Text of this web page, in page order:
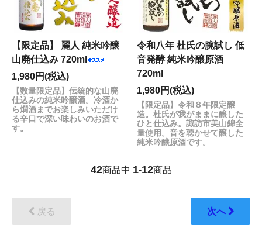
【限定品】 麗人 純米吟醸
山廃仕込み 720ml
1,980円(税込)
【数量限定品】伝統的な山廃
仕込みの純米吟醸酒。冷酒か
ら燗酒までお楽しみいただけ
る辛口で深い味わいのお酒で
す。
令和八年 杜氏の腕試し 低
音発酵 純米吟醸原酒
720ml
1,980円(税込)
【限定品】令和８年限定醸
造。杜氏が我がままに醸した
ひと仕込み。諏訪市美山錦全
量使用。音を聴かせて醸した
純米吟醸原酒です。
42商品中 1-12商品
戻る 次へ